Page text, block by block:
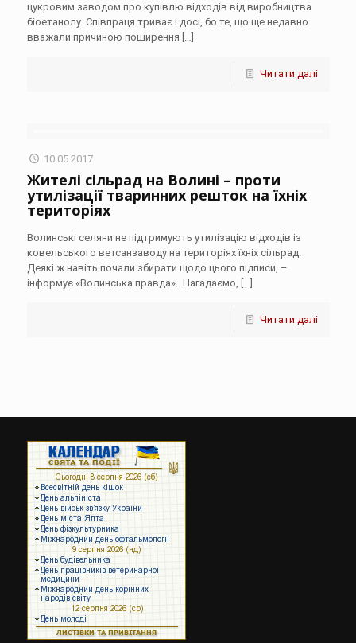
цукровим заводом про купівлю відходів від виробництва
біоетанолу. Співпраця триває і досі, бо те, що ще недавно
вважали причиною поширення […]
Читати далі
10.05.2017
Жителі сільрад на Волині – проти
утилізації тваринних решток на їхніх
територіях
Волинські селяни не підтримують утилізацію відходів із
ковельського ветсанзаводу на територіях їхніх сільрад.
Деякі ж навіть почали збирати щодо цього підписи, –
інформує «Волинська правда». Нагадаємо, […]
Читати далі